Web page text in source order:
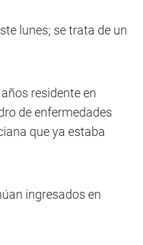
lunes; se trata de un
residente en
de enfermedades
que ya estaba
ingresados en